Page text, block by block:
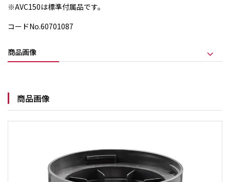
※AVC150は標準付属品です。
コードNo.60701087
商品画像
商品画像